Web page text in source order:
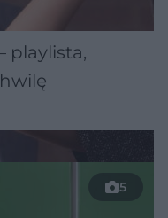
playlista,
5